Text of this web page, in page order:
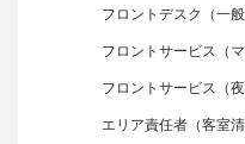
フロントデスク（一
フロントサービス（
フロントサービス（夜
エリア責任者（客室